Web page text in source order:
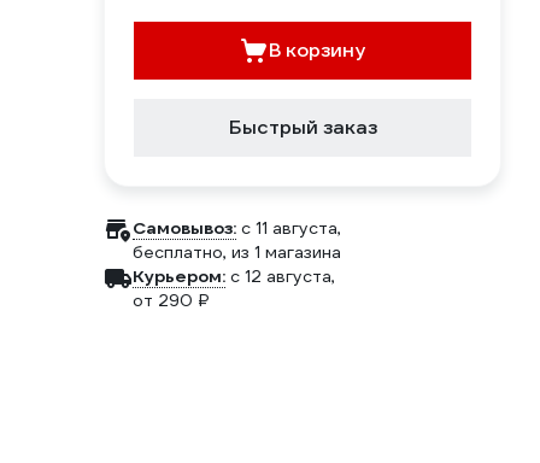
В корзину
Быстрый заказ
Самовывоз: c 11 августа,
бесплатно, из 1 магазина
Курьером: c 12 августа,
от 290 ₽